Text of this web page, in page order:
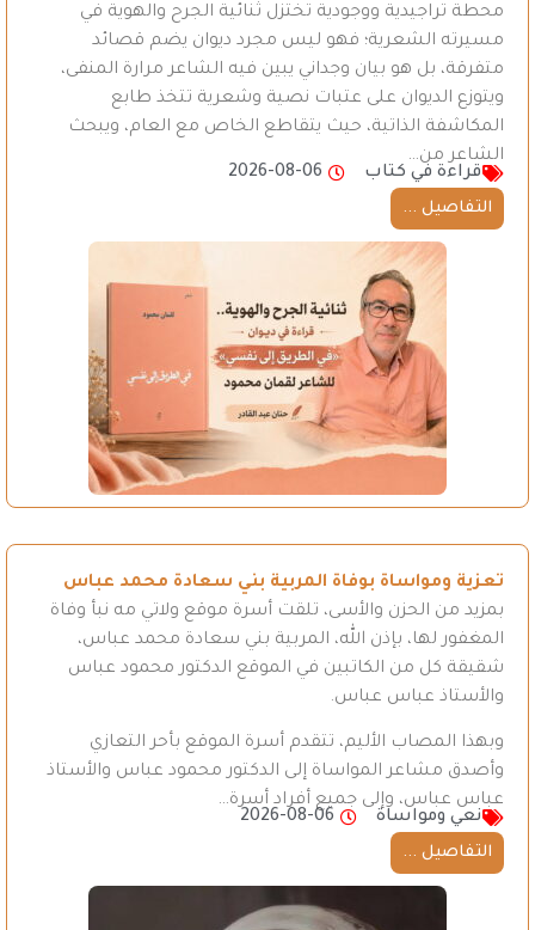
محطة تراجيدية ووجودية تختزل ثنائية الجرح والهوية في
مسيرته الشعرية؛ فهو ليس مجرد ديوان يضم قصائد
متفرقة، بل هو بيان وجداني يبين فيه الشاعر مرارة المنفى،
ويتوزع الديوان على عتبات نصية وشعرية تتخذ طابع
المكاشفة الذاتية، حيث يتقاطع الخاص مع العام، ويبحث
الشاعر من…
قراءة في كتاب
2026-08-06
التفاصيل ...
تعزية ومواساة بوفاة المربية بني سعادة محمد عباس
بمزيد من الحزن والأسى، تلقت أسرة موقع ولاتي مه نبأ وفاة
المغفور لها، بإذن الله، المربية بني سعادة محمد عباس،
شقيقة كل من الكاتبين في الموقع الدكتور محمود عباس
والأستاذ عباس عباس.
وبهذا المصاب الأليم، تتقدم أسرة الموقع بأحر التعازي
وأصدق مشاعر المواساة إلى الدكتور محمود عباس والأستاذ
عباس عباس، وإلى جميع أفراد أسرة…
نعي ومواساة
2026-08-06
التفاصيل ...